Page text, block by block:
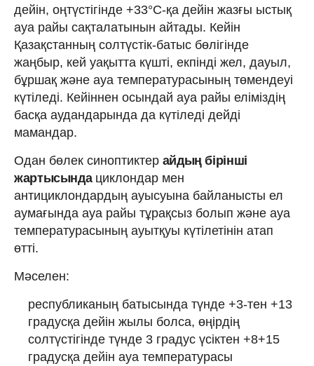
дейін, оңтүстігінде +33°С-қа дейін жазғы ыстық
ауа райы сақталатынын айтады. Кейін
Қазақстанның солтүстік-батыс бөлігінде
жаңбыр, кей уақытта күшті, екпінді жел, дауыл,
бұршақ және ауа температурасының төмендеуі
күтіледі. Кейіннен осындай ауа райы еліміздің
басқа аудандарында да күтіледі дейді
мамандар.
Одан бөлек синоптиктер айдың бірінші
жартысындациклондар мен
антициклондардың ауысуына байланысты ел
аумағында ауа райы тұрақсыз болып және ауа
температурасының ауытқуы күтілетінін атап
өтті.
Мәселен:
республиканың батысында түнде +3-тен +13
градусқа дейін жылы болса, өңірдің
солтүстігінде түнде 3 градус үсіктен +8+15
градусқа дейін ауа температурасы